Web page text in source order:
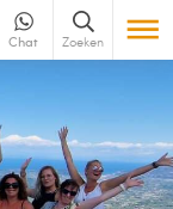
Chat Zoeken